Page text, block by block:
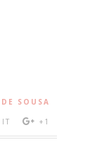
SOUSA
+1